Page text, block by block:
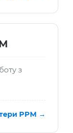
з
PPM →